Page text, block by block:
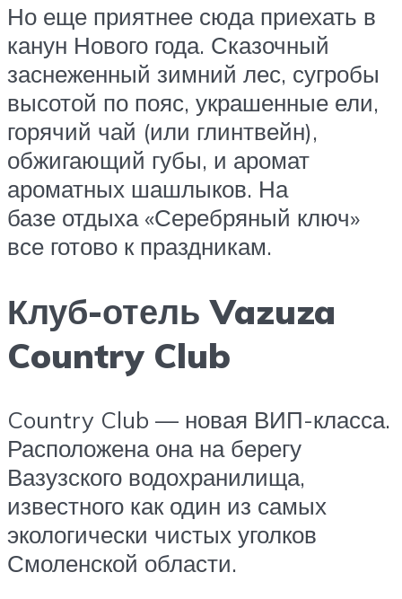
Но еще приятнее сюда приехать в
канун Нового года. Сказочный
заснеженный зимний лес, сугробы
высотой по пояс, украшенные ели,
горячий чай (или глинтвейн),
обжигающий губы, и аромат
ароматных шашлыков. На
базе отдыха «Серебряный ключ»
все готово к праздникам.
Клуб-отель Vazuza
Country Club
Country Club — новая ВИП-класса.
Расположена она на берегу
Вазузского водохранилища,
известного как один из самых
экологически чистых уголков
Смоленской области.